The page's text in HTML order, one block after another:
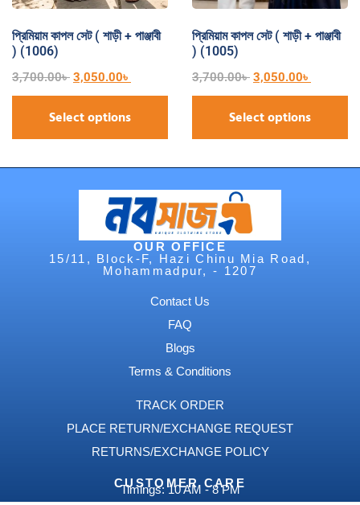
প্রিমিয়াম কাপল সেট ( শাড়ী + পাঞ্জাবী
) (1006)
3,700.00৳ 3,050.00৳
Select options
প্রিমিয়াম কাপল সেট ( শাড়ী + পাঞ্জাবী
) (1005)
3,700.00৳ 3,050.00৳
Select options
OUR OFFICE
15/11, Block-F, Hazi Chinu Mia Road,
Mohammadpur, - 1207
Contact Us
FAQ
Blogs
Terms & Conditions
TRACK ORDER
PLACE RETURN/EXCHANGE REQUEST
RETURNS/EXCHANGE POLICY
CUSTOMER CARE
Timings: 10 AM - 8 PM